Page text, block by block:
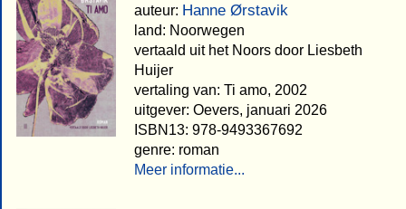
auteur: Hanne Ørstavik
land: Noorwegen
vertaald uit het Noors door Liesbeth
Huijer
vertaling van: Ti amo, 2002
uitgever: Oevers, januari 2026
ISBN13: 978-9493367692
genre: roman
Meer informatie...